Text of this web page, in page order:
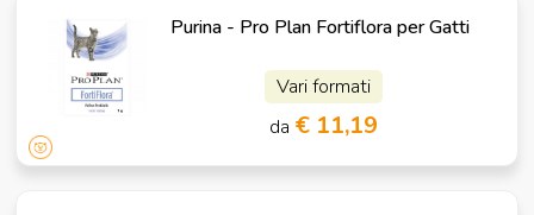
Purina - Pro Plan Fortiflora per Gatti
Vari formati
da € 11,19